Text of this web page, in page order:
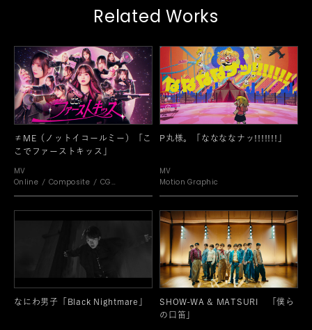
Related Works
≠ME（ノットイコールミー）「こ
こでファーストキッス」
MV
Online
Composite
CG
P丸様。「ななななナッ!!!!!!!」
MV
Motion Graphic
なにわ男子「Black Nightmare」
SHOW-WA & MATSURI 「僕ら
の口笛」